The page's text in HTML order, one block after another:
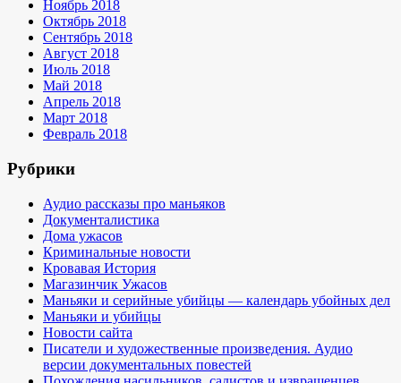
Ноябрь 2018
Октябрь 2018
Сентябрь 2018
Август 2018
Июль 2018
Май 2018
Апрель 2018
Март 2018
Февраль 2018
Рубрики
Аудио рассказы про маньяков
Документалистика
Дома ужасов
Криминальные новости
Кровавая История
Магазинчик Ужасов
Маньяки и серийные убийцы — календарь убойных дел
Маньяки и убийцы
Новости сайта
Писатели и художественные произведения. Аудио
версии документальных повестей